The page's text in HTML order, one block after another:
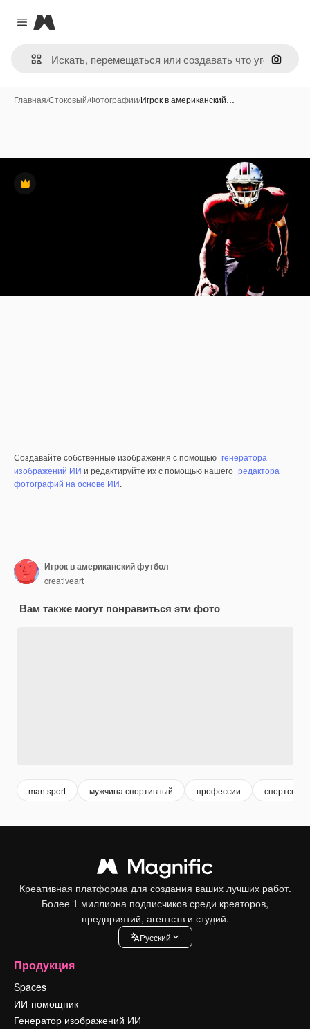
Close menu
Magnific
Поиск
Главная/Стоковый/Фотографии/Игрок в американский…
Премиум
Создавайте собственные изображения с помощью генератора
изображений ИИ и редактируйте их с помощью нашего редактора
фотографий на основе ИИ.
Игрок в американский футбол
creativeart
Вам также могут понравиться эти фото
man sport мужчина спортивный профессии спортсмен
Креативная платформа для создания ваших лучших работ.
Более 1 миллиона подписчиков среди креаторов,
предприятий, агентств и студий.
Pусский
Продукция
Spaces
ИИ-помощник
Генератор изображений ИИ